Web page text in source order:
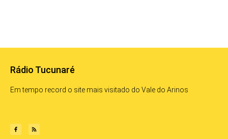
Rádio Tucunaré
Em tempo record o site mais visitado do Vale do Arinos